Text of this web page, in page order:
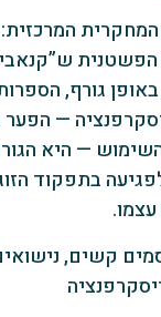
המרכזית:
באופן גורף,
— הפער
— היא
בתפקוד
קשים,